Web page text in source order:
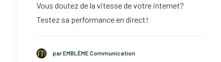
Vous doutez de la vitesse de votre internet?
Testez sa performance en direct!
par EMBLÈME Communication